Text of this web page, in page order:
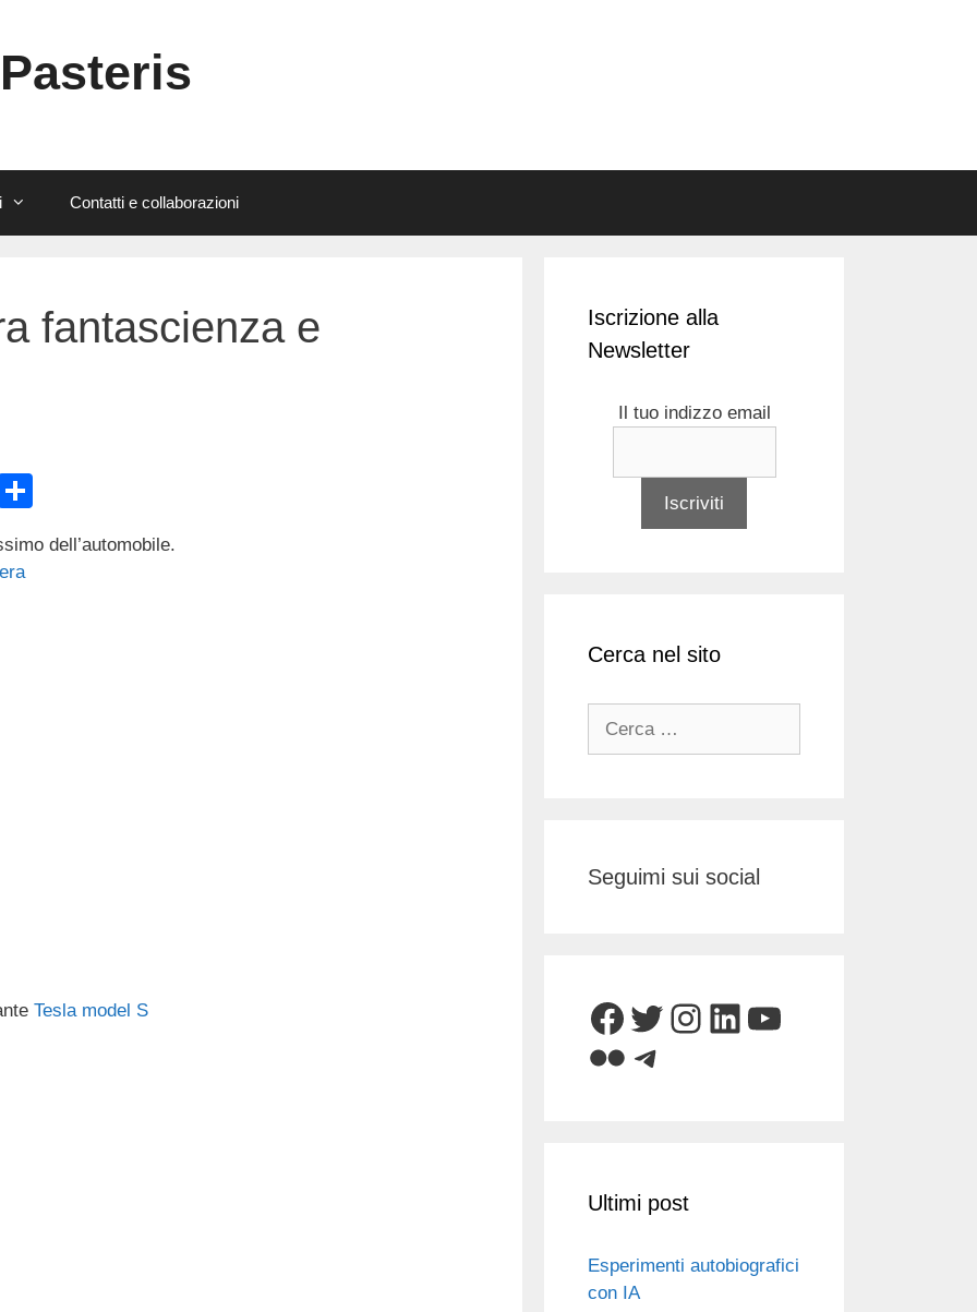
Contatti e collaborazioni
fantascienza e
E
ndell’automobile.
Tesla model S
Iscrizione alla
Newsletter
Il tuo indizzo email
Cerca nel sito
Seguimi sui social
Facebook
Twitter
Instagram
LinkedIn
YouTube
FlickrTelegram
Ultimi post
Esperimenti autobiografici
con IA